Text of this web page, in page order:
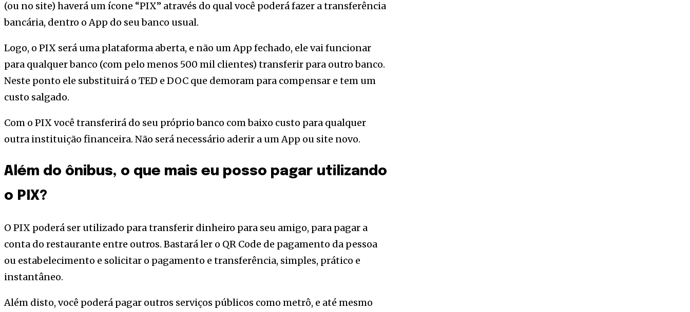
(ou no site) haverá um ícone “PIX” através do qual você poderá fazer a transferência
bancária, dentro o App do seu banco usual.
Logo, o PIX será uma plataforma aberta, e não um App fechado, ele vai funcionar
para qualquer banco (com pelo menos 500 mil clientes) transferir para outro banco.
Neste ponto ele substituirá o TED e DOC que demoram para compensar e tem um
custo salgado.
Com o PIX você transferirá do seu próprio banco com baixo custo para qualquer
outra instituição financeira. Não será necessário aderir a um App ou site novo.
Além do ônibus, o que mais eu posso pagar utilizando
o PIX?
O PIX poderá ser utilizado para transferir dinheiro para seu amigo, para pagar a
conta do restaurante entre outros. Bastará ler o QR Code de pagamento da pessoa
ou estabelecimento e solicitar o pagamento e transferência, simples, prático e
instantâneo.
Além disto, você poderá pagar outros serviços públicos como metrô, e até mesmo